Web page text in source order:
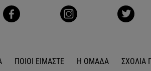
ΠΟΙΟΙ ΕΙΜΑΣΤΕ Η ΟΜΑΔΑ ΣΧΟΛΙΑ